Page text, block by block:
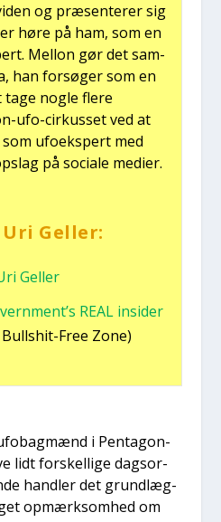
og præ­sen­te­rer sig
høre på ham, som en
Mel­lon gør det sam­
han for­sø­ger som en
tage nog­le fle­re
ufo-cir­kus­set ved at
ufo­eks­pert med
på soci­a­le medi­er.
Gel­ler:
Gel­ler
REAL insi­der
Bulls­hit-Free Zone)
i Pen­ta­gon-
lidt for­skel­li­ge dags­or­
hand­ler det grund­læg­
opmærk­som­hed om